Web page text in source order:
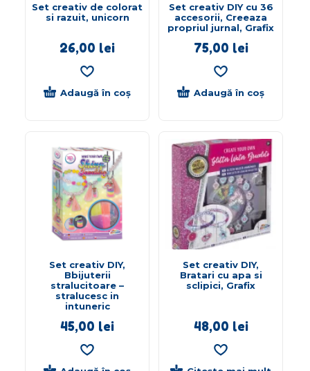
Set creativ de colorat
si razuit, unicorn
26,00 lei
Adaugă în coș
Set creativ DIY cu 36
accesorii, Creeaza
propriul jurnal, Grafix
75,00 lei
Adaugă în coș
Set creativ DIY,
Bbijuterii
stralucitoare –
stralucesc in
intuneric
45,00 lei
Set creativ DIY,
Bratari cu apa si
sclipici, Grafix
48,00 lei